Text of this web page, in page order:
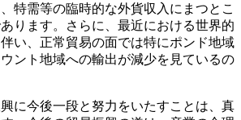
特需等の臨時的な外貨収入にまつとこ
ります。さらに、最近における世界的
い、正常貿易の面では特にポンド地域
ント地域への輸出が減少を見ているの
に今後一段と努力をいたすことは、真